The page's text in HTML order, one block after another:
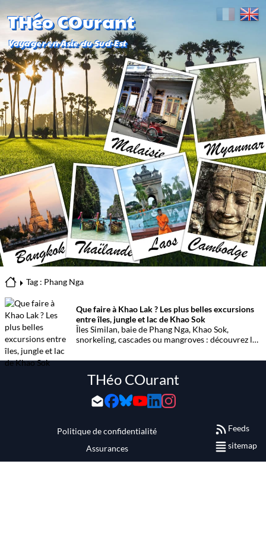
THéo COurant
Voyager en Asie du Sud-Est
Tag : Phang Nga
Que faire à Khao Lak ? Les plus belles excursions
entre îles, jungle et lac de Khao Sok
Îles Similan, baie de Phang Nga, Khao Sok,
snorkeling, cascades ou mangroves : découvrez les
Lak pour organiser un séjour entre mer, jungle et
THéo COurant
Politique de confidentialité
Assurances
Feeds
sitemap